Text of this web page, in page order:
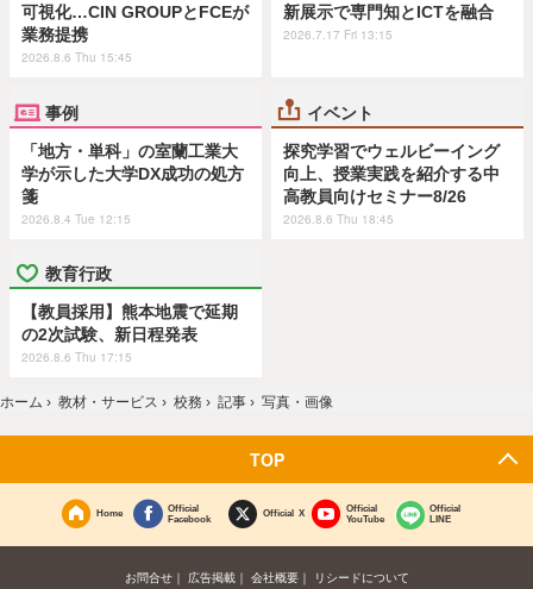
可視化…CIN GROUPとFCEが
業務提携
2026.8.6 Thu 15:45
新展示で専門知とICTを融合
2026.7.17 Fri 13:15
事例
「地方・単科」の室蘭工業大
学が示した大学DX成功の処方
箋
2026.8.4 Tue 12:15
イベント
探究学習でウェルビーイング
向上、授業実践を紹介する中
高教員向けセミナー8/26
2026.8.6 Thu 18:45
教育行政
【教員採用】熊本地震で延期
の2次試験、新日程発表
2026.8.6 Thu 17:15
ホーム › 教材・サービス › 校務 › 記事 › 写真・画像
TOP
Home
Official
Facebook
Official X
Official
YouTube
Official
LINE
お問合せ 広告掲載 会社概要 リシードについて